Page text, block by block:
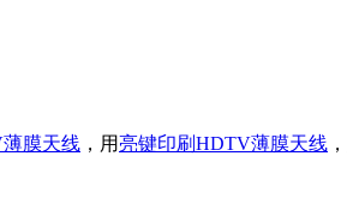
膜天线 ，用亮键印刷HDTV薄膜天线 ，